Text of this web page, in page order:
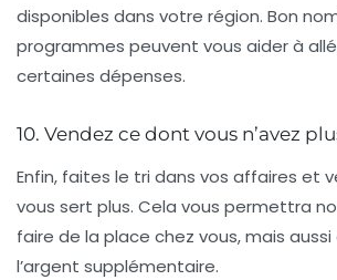
disponibles dans votre région. Bon
programmes peuvent vous aider à
certaines dépenses.
10. Vendez ce dont vous n’avez
Enfin, faites le tri dans vos affaires et
vous sert plus. Cela vous permettra
faire de la place chez vous, mais aussi
l’argent supplémentaire.